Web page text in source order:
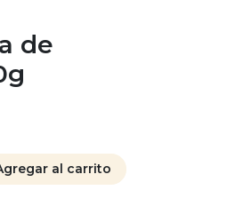
de
al carrito